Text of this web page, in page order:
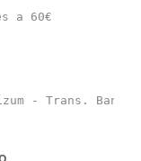
a 60€
- Trans.